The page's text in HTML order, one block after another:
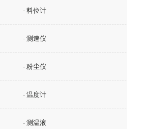
- 料位计
- 测速仪
- 粉尘仪
- 温度计
- 测温液